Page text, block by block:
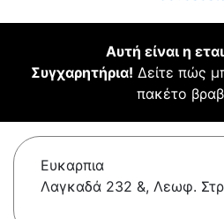
Αυτή είναι η
Συγχαρητήρια! Δείτε πώς
πακέτο
Ευκαρπια
Λαγκαδά 232 &, Λεωφ.